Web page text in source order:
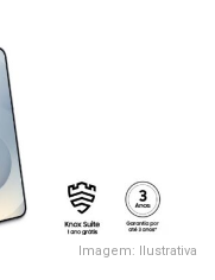
Imagem: Ilustrativa